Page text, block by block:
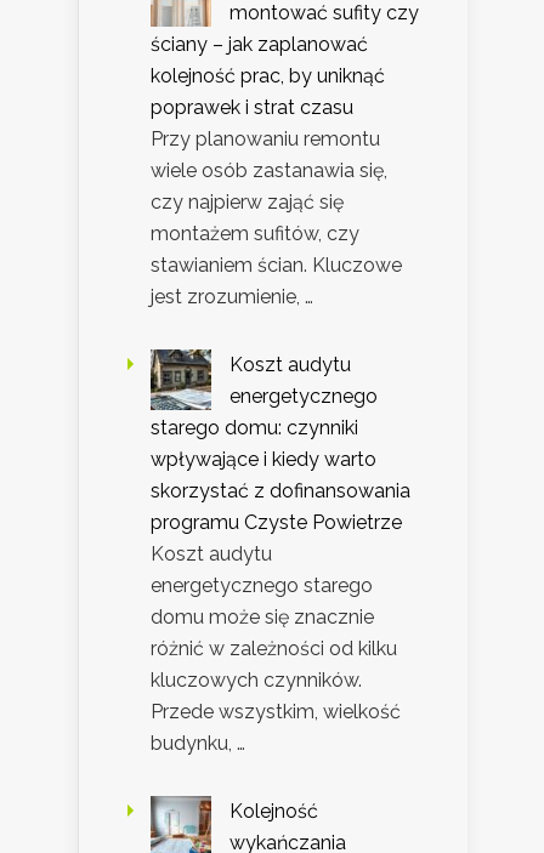
montować sufity czy
ściany – jak zaplanować
kolejność prac, by uniknąć
poprawek i strat czasu
Przy planowaniu remontu
wiele osób zastanawia się,
czy najpierw zająć się
montażem sufitów, czy
stawianiem ścian. Kluczowe
jest zrozumienie, …
Koszt audytu
energetycznego
starego domu: czynniki
wpływające i kiedy warto
skorzystać z dofinansowania
programu Czyste Powietrze
Koszt audytu
energetycznego starego
domu może się znacznie
różnić w zależności od kilku
kluczowych czynników.
Przede wszystkim, wielkość
budynku, …
Kolejność
wykańczania